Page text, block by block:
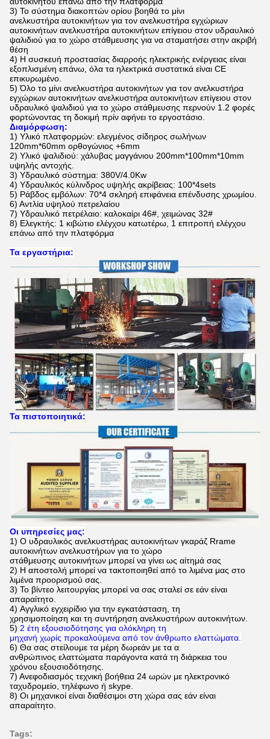
3) Το σύστημα διακοπτών ορίου βοηθά το μίνι
ανελκυστήρα αυτοκινήτων για τον ανελκυστήρα εγχώριων
αυτοκινήτων ανελκυστήρα αυτοκινήτων επίγειου στον υδραυλικό
ψαλιδιού για το χώρο στάθμευσης για να σταματήσει στην ακριβή
θέση
4) Η συσκευή προστασίας διαρροής ηλεκτρικής ενέργειας είναι
εξοπλισμένη επάνω, όλα τα ηλεκτρικά συστατικά είναι CE
επικυρωμένο.
5)Όλο το μίνι ανελκυστήρα αυτοκινήτων για τον ανελκυστήρα
εγχώριων αυτοκινήτων ανελκυστήρα αυτοκινήτων επίγειου στον
υδραυλικό ψαλιδιού για το χώρο στάθμευσης περνούν 1.2 φορές
φορτώνοντας τη δοκιμή πρίν αφήνει το εργοστάσιο.
Διαμόρφωση:
1) Υλικό πλατφορμών: ελεγμένος σίδηρος σωλήνων
120mm*60mm ορθογώνιος +6mm
2) Υλικό ψαλιδιού: χάλυβας μαγγάνιου 200mm*100mm*10mm
υψηλής αντοχής.
3) Υδραυλικό σύστημα: 380V/4.0Kw
4) Υδραυλικός κύλινδρος υψηλής ακρίβειας: 100*4sets
5) Ράβδος εμβόλων: 70*4 σκληρή επιφάνεια επένδυσης χρωμίου.
6) Αντλία υψηλού πετρελαίου
7) Υδραυλικό πετρέλαιο: καλοκαίρι 46#, χειμώνας 32#
8) Ελεγκτής: 1 κιβώτιο ελέγχου κατωτέρω, 1 επιτροπή ελέγχου
επάνω από την πλατφόρμα
Τα εργαστήρια:
Τα πιστοποιητικά:
Οι υπηρεσίες μας:
1) Ο υδραυλικός ανελκυστήρας αυτοκινήτων γκαράζ Rrame
αυτοκινήτων ανελκυστήρων για το χώρο
στάθμευσης αυτοκινήτων μπορεί να γίνει ως αίτημά σας
2) Η αποστολή μπορεί να τακτοποιηθεί από το λιμένα μας στο
λιμένα προορισμού σας.
3) Το βίντεο λειτουργίας μπορεί να σας σταλεί σε εάν είναι
απαραίτητο.
4) Αγγλικό εγχειρίδιο για την εγκατάσταση, τη
χρησιμοποίηση και τη συντήρηση ανελκυστήρων αυτοκινήτων.
5) 2 έτη εξουσιοδότησης για ολόκληρη τη
μηχανή χωρίς προκαλούμενα από τον άνθρωπο ελαττώματα.
6) Θα σας στείλουμε τα μέρη δωρεάν με τα α
ανθρώπινος ελαττώματα παράγοντα κατά τη διάρκεια του
χρόνου εξουσιοδότησης.
7) Ανεφοδιασμός τεχνική βοήθεια 24 ωρών με ηλεκτρονικό
ταχυδρομείο, τηλέφωνο ή skype.
8) Οι μηχανικοί είναι διαθέσιμοι στη χώρα σας εάν είναι
απαραίτητο.
Tags: